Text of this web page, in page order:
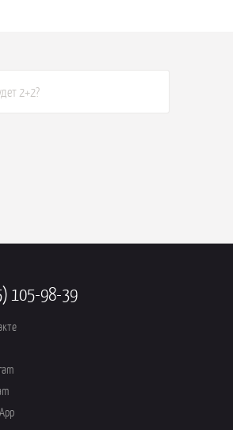
105-98-39